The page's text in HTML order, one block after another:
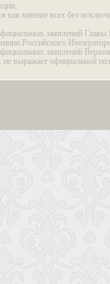
как мнение всех без
заявлений Главы
Российского
заявлений
выражает официальной